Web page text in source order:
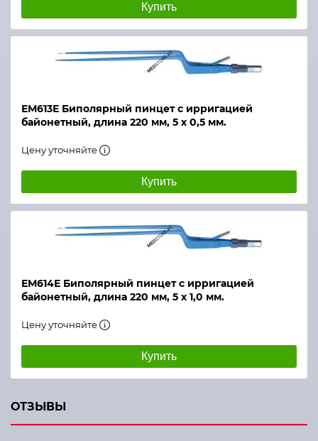
Купить
ЕМ613Е Биполярный пинцет с ирригацией
байонетный, длина 220 мм, 5 х 0,5 мм.
Цену уточняйте
Купить
ЕМ614Е Биполярный пинцет с ирригацией
байонетный, длина 220 мм, 5 х 1,0 мм.
Цену уточняйте
Купить
ОТЗЫВЫ